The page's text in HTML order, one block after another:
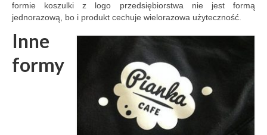
formie koszulki z logo przedsiębiorstwa nie jest formą
jednorazową, bo i produkt cechuje wielorazowa użyteczność.
Inne
formy